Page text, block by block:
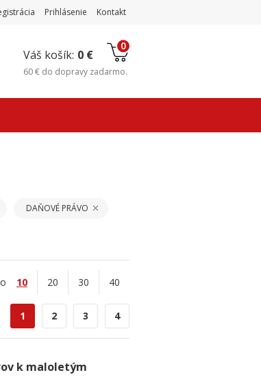
Prihlásenie Kontakt
Váš košík: 0 €
0
60 € do dopravy zadarmo.
DAŇOVÉ PRÁVO
10 20 30 40
1 2 3 4
k maloletým